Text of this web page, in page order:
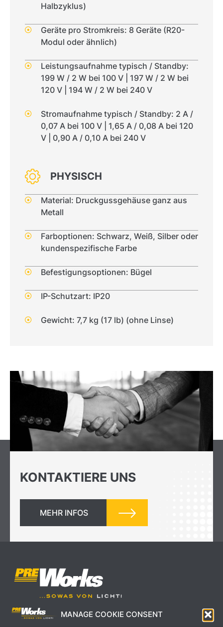
MANAGE COOKIE CONSENT
Halbzyklus)
Geräte pro Stromkreis: 8 Geräte (R20-
Modul oder ähnlich)
Leistungsaufnahme typisch / Standby:
199 W / 2 W bei 100 V | 197 W / 2 W bei
120 V | 194 W / 2 W bei 240 V
Stromaufnahme typisch / Standby: 2 A /
0,07 A bei 100 V | 1,65 A / 0,08 A bei 120
V | 0,90 A / 0,10 A bei 240 V
PHYSISCH
Material: Druckgussgehäuse ganz aus
Metall
Farboptionen: Schwarz, Weiß, Silber oder
kundenspezifische Farbe
Befestigungsoptionen: Bügel
IP-Schutzart: IP20
Gewicht: 7,7 kg (17 lb) (ohne Linse)
KONTAKTIERE UNS
MEHR INFOS